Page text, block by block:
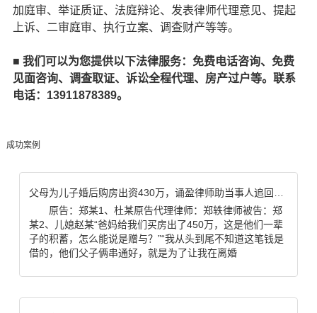
加庭审、举证质证、法庭辩论、发表律师代理意见、提起
上诉、二审庭审、执行立案、调查财产等等。
■ 我们可以为您提供以下法律服务：免费电话咨询、免费
见面咨询、调查取证、诉讼全程代理、房产过户等。联系
电话：13911878389。
成功案例
原告：郑某1、杜某原告代理律师：郑轶律师被告：郑
某2、儿媳赵某“爸妈给我们买房出了450万，这是他们一辈
子的积蓄，怎么能说是赠与？”“我从头到尾不知道这笔钱是
借的，他们父子俩串通好，就是为了让我在离婚